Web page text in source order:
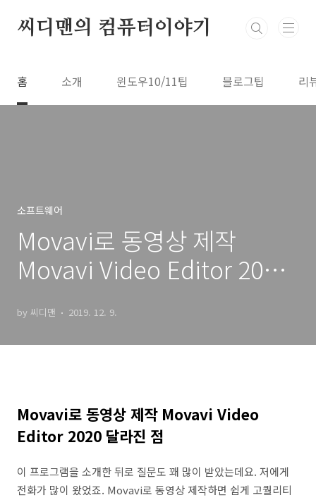
씨디맨의 컴퓨터이야기
홈 소개 윈도우10/11팁 블로그팁 리
소프트웨어
Movavi로 동영상 제작
Movavi Video Editor 2020
by 씨디맨 2019. 12. 9.
Movavi로 동영상 제작 Movavi Video
Editor 2020 달라진 점
이 프로그램을 소개한 뒤로 질문도 꽤 많이 받았는데요. 저에게
전화가 많이 왔었죠. Movavi로 동영상 제작하면 쉽게 고퀄리티